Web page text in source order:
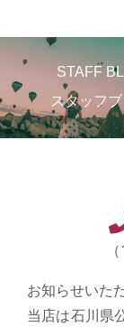
STAFF
スタッフ
お知らせいた
当店は石川県